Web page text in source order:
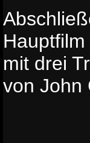
mit drei
von John